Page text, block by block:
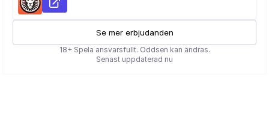
Se mer erbjudanden
18+ Spela ansvarsfullt. Oddsen kan ändras.
Senast uppdaterad nu